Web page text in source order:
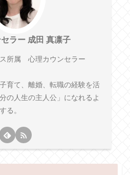
ラー 成田 真凛子
所属 心理カウンセラー
育て、離婚、転職の経験を活
の人生の主人公」になれるよ
る。